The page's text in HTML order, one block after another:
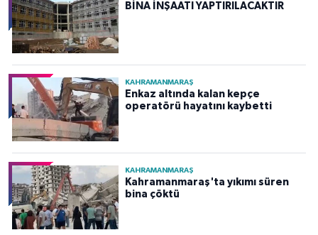
BİNA İNŞAATI YAPTIRILACAKTIR
KAHRAMANMARAŞ
Enkaz altında kalan kepçe
operatörü hayatını kaybetti
KAHRAMANMARAŞ
Kahramanmaraş'ta yıkımı süren
bina çöktü